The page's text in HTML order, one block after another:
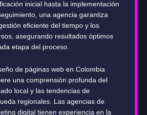
inicial hasta la implementación
una agencia garantiza
eficiente del tiempo y los
asegurando resultados óptimos
etapa del proceso.
de páginas web en Colombia
una comprensión profunda del
local y las tendencias de
regionales. Las agencias de
digital tienen experiencia en la